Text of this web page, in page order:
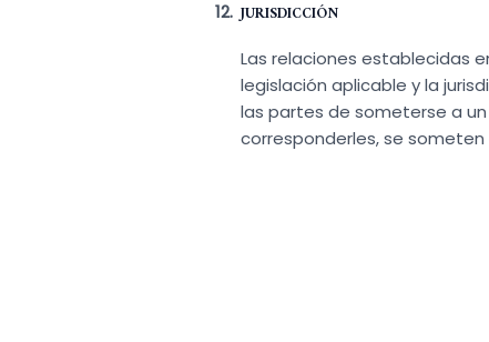
JURISDICCIÓN
Las relaciones establecidas
legislación aplicable y la
las partes de someterse a
corresponderles, se someten